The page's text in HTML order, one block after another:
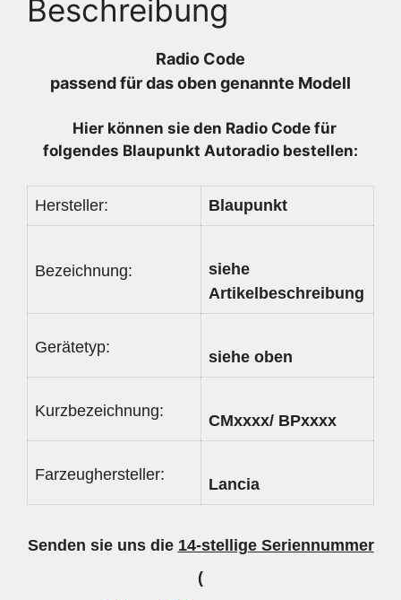
Menge
Beschreibung
Radio Code
passend für das oben genannte Modell
Hier können sie den Radio Code für
folgendes Blaupunkt Autoradio bestellen:
Hersteller: Blaupunkt
Bezeichnung:
siehe
Artikelbeschreibung
Gerätetyp:
siehe oben
Kurzbezeichnung:
CMxxxx/ BPxxxx
Farzeughersteller:
Lancia
Senden sie uns die 14-stellige Seriennummer
(